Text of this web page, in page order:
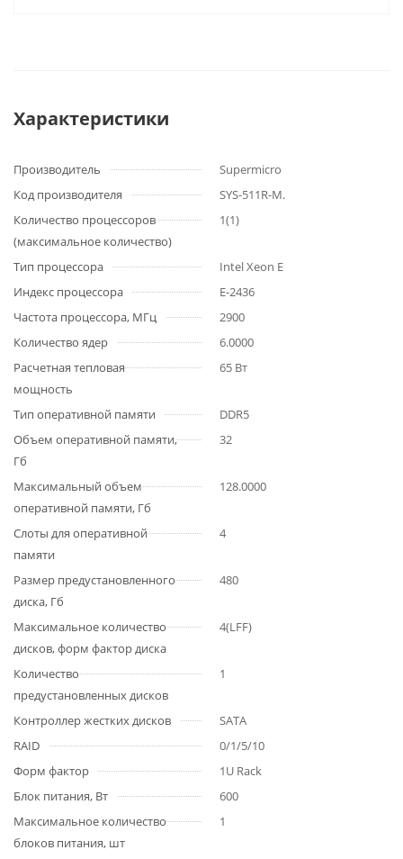
Характеристики
Производитель
Supermicro
Код производителя
SYS-511R-M.
Количество процессоров
(максимальное количество)
1(1)
Тип процессора
Intel Xeon E
Индекс процессора
E-2436
Частота процессора, МГц
2900
Количество ядер
6.0000
Расчетная тепловая
мощность
65 Вт
Тип оперативной памяти
DDR5
Объем оперативной памяти,
Гб
32
Максимальный объем
оперативной памяти, Гб
128.0000
Слоты для оперативной
памяти
4
Размер предустановленного
диска, Гб
480
Максимальное количество
дисков, форм фактор диска
4(LFF)
Количество
предустановленных дисков
1
Контроллер жестких дисков
SATA
RAID
0/1/5/10
Форм фактор
1U Rack
Блок питания, Вт
600
Максимальное количество
блоков питания, шт
1